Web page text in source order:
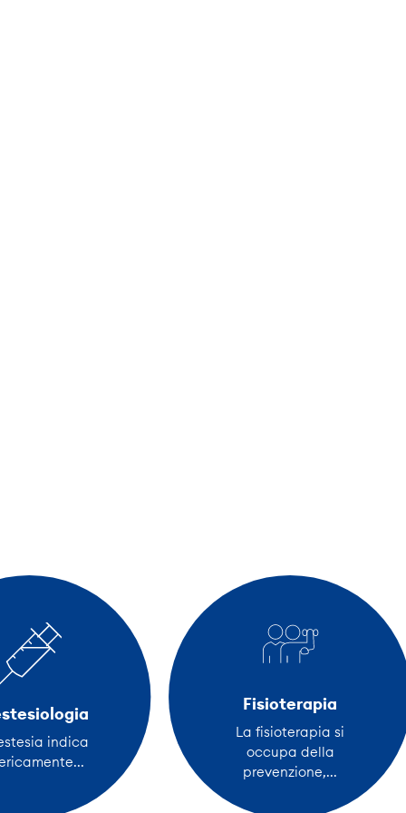
indica
Fisioterapia
La fisioterapia si
occupa della
prevenzione,...